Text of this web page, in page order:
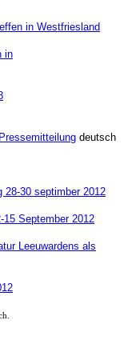
in Westfriesland
in
Pressemitteilung deutsch
28-30 septimber 2012
September 2012
Leeuwardens als